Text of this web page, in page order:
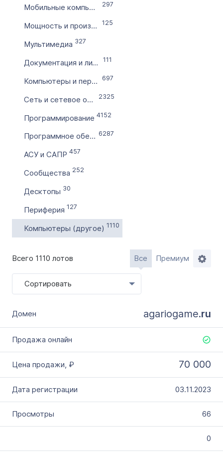
с
по
Дополнительные условия
Словарное слово в домене
Мобильные компьютеры 297
Мощность и производительность 125
Мультимедиа 327
Документация и литература 111
Компьютеры и периферия 697
Сеть и сетевое оборудование 2325
Программирование 4152
Программное обеспечение 6287
АСУ и САПР 457
Сообщества 252
Десктопы 30
Периферия 127
Компьютеры (другое) 1110
Всего 1110 лотов Все Премиум
Сортировать
agariogame.ru
70 000
03.11.2023
66
0